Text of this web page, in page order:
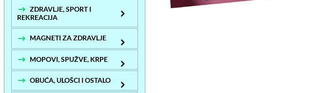
ZDRAVLJE, SPORT I
REKREACIJA
MAGNETI ZA ZDRAVLJE
MOPOVI, SPUŽVE, KRPE
OBUĆA, ULOŠCI I OSTALO